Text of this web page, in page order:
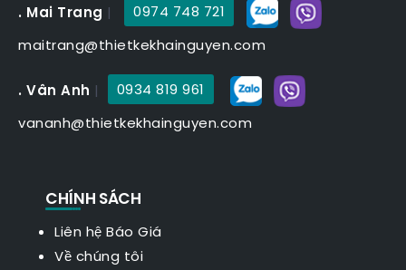
. Mai Trang |
0974 748 721
maitrang@thietkekhainguyen.com
. Vân Anh |
0934 819 961
vananh@thietkekhainguyen.com
CHÍNH SÁCH
Liên hệ Báo Giá
Về chúng tôi